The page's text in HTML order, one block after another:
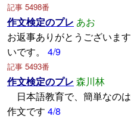
記事 5498番
作文検定のプレ あお
お返事ありがとうございま
いです。
4/9
記事 5493番
作文検定のプレ 森川林
日本語教育で、簡単なの
作文です 4/8